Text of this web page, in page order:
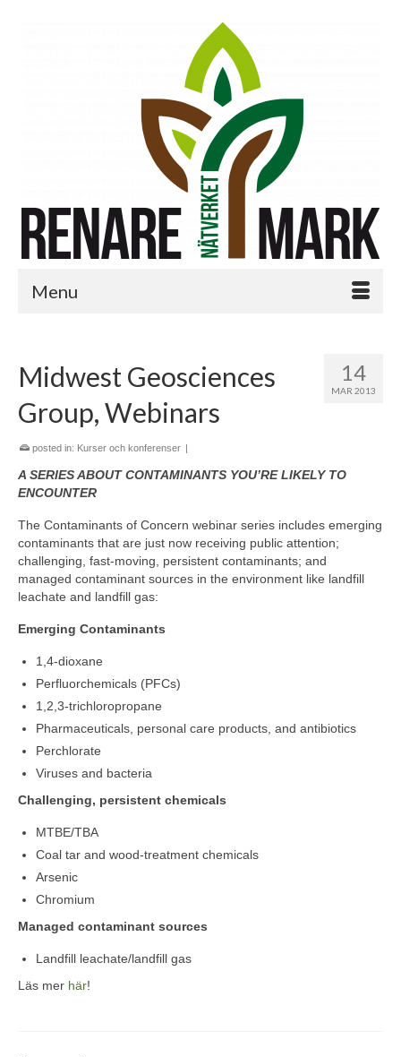
Menu
14
MAR 2013
Midwest Geosciences
Group, Webinars
posted in: Kurser och konferenser |
A SERIES ABOUT CONTAMINANTS YOU’RE LIKELY TO
ENCOUNTER
The Contaminants of Concern webinar series includes emerging
contaminants that are just now receiving public attention;
challenging, fast-moving, persistent contaminants; and
managed contaminant sources in the environment like landfill
leachate and landfill gas:
Emerging Contaminants
1,4-dioxane
Perfluorchemicals (PFCs)
1,2,3-trichloropropane
Pharmaceuticals, personal care products, and antibiotics
Perchlorate
Viruses and bacteria
Challenging, persistent chemicals
MTBE/TBA
Coal tar and wood-treatment chemicals
Arsenic
Chromium
Managed contaminant sources
Landfill leachate/landfill gas
Läs mer här!